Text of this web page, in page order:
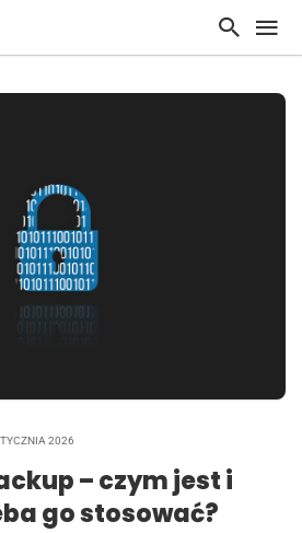
2026
– czym jest i
go stosować?